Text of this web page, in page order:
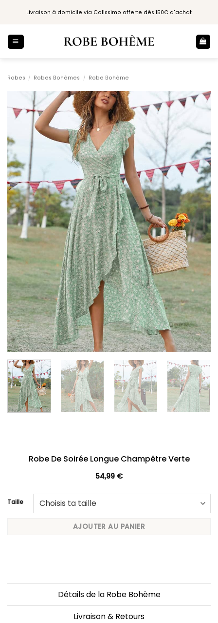
Livraison à domicile via Colissimo offerte dès 150€ d'achat
Robes / Robes Bohèmes / Robe Bohème
Robe De Soirée Longue Champêtre Verte
54,99 €
Taille
AJOUTER AU PANIER
Détails de la Robe Bohème
Livraison & Retours